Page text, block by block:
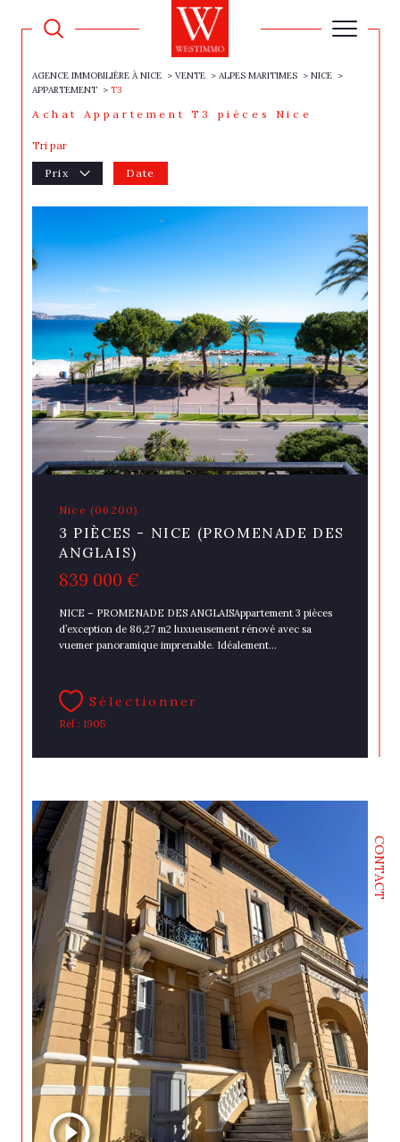
CONTACT
AGENCE IMMOBILIÈRE À NICE VENTE ALPES MARITIMES
NICE
APPARTEMENT
T3
Achat Appartement T3 pièces Nice
Tri par
Prix Date
Nice (06200)
3 PIÈCES - NICE (PROMENADE DES
ANGLAIS)
839 000 €
NICE – PROMENADE DES ANGLAISAppartement 3 pièces
d’exception de 86,27 m2 luxueusement rénové avec sa
vuemer panoramique imprenable. Idéalement...
Sélectionner
Réf : 1905